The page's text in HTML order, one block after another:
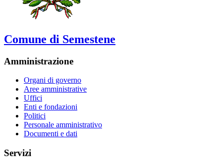
Comune di Semestene
Amministrazione
Organi di governo
Aree amministrative
Uffici
Enti e fondazioni
Politici
Personale amministrativo
Documenti e dati
Servizi